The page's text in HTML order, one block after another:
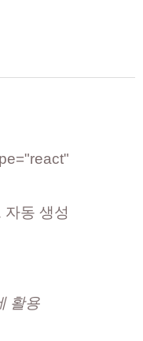
동 생성
활용